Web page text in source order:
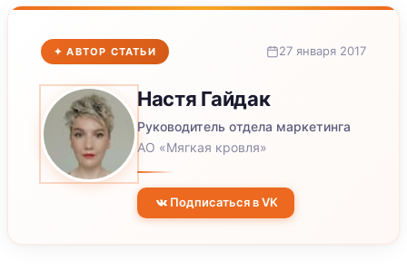
✦ АВТОР СТАТЬИ 27 января 2017
Настя Гайдак
Руководитель отдела маркетинга
АО «Мягкая кровля»
Подписаться в VK